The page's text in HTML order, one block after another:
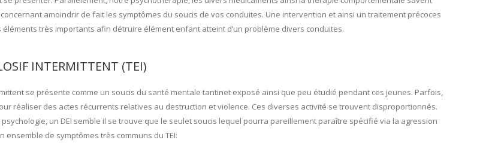
amoindrir de fait les symptômes du soucis de vos conduites. Une intervention et ainsi un traitement précoces
très importants afin détruire élément enfant atteint d’un problème divers conduites.
INTERMITTENT (TEI)
se présente comme un soucis du santé mentale tantinet exposé ainsi que peu étudié pendant ces jeunes. Parfois,
réaliser des actes récurrents relatives au destruction et violence. Ces diverses activité se trouvent disproportionnés.
un DEI semble il se trouve que le seulet soucis lequel pourra pareillement paraître spécifié via la agression
ensemble de symptômes très communs du TEI: